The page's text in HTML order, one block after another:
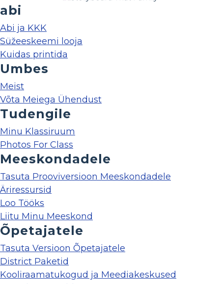
abi
Abi ja KKK
Süžeeskeemi looja
Kuidas printida
Umbes
Meist
Võta Meiega Ühendust
Tudengile
Minu Klassiruum
Photos For Class
Meeskondadele
Tasuta Prooviversioon Meeskondadele
Äriressursid
Loo Tööks
Liitu Minu Meeskond
Õpetajatele
Tasuta Versioon Õpetajatele
District Paketid
Kooliraamatukogud ja Meediakeskused